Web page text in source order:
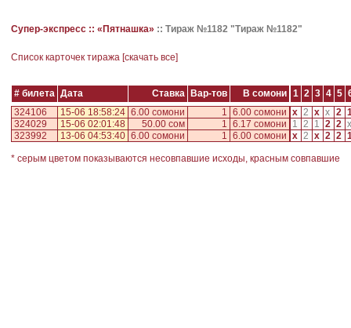
Супер-экспресс :: «Пятнашка» :: Тираж №1182 "Тираж №1182"
Cписок карточек тиража [скачать все]
# билета Дата Ставка Вар-тов В сомони 1 2 3 4 5
324106
15-06 18:58:24 6.00 сомони 1 6.00 сомони x 2 x x 2
324029
15-06 02:01:48 50.00 сом 1 6.17 сомони 1 2 1 2 2 x
323992
13-06 04:53:40 6.00 сомони 1 6.00 сомони x 2 x 2 2
* серым цветом показываются несовпавшие исходы, красным совпавшие